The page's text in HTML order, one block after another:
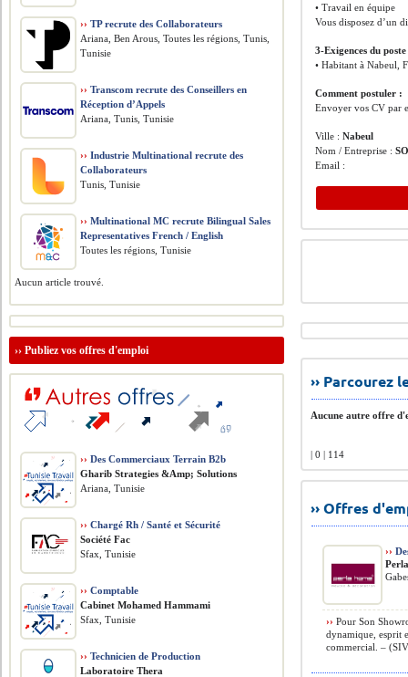
• Travail en équipe
Vous disposez d’un
3-Exigences du
• Habitant à Nabeul,
Comment postuler :
Envoyer vos CV par
Ville :Nabeul
Nom / Entreprise :
Email :
››
Aucune autre offre
| 0 | 114
›› Offres
››
›› Pour Son
dynamique, esprit
commercial. –
›› TP recrute des Collaborateurs
Ariana, Ben Arous, Toutes les régions, Tunis,
Tunisie
›› Transcom recrute des Conseillers en
Réception d’Appels
Ariana, Tunis, Tunisie
›› Industrie Multinational recrute des
Collaborateurs
Tunis, Tunisie
›› Multinational MC recrute Bilingual Sales
Representatives French / English
Toutes les régions, Tunisie
Aucun article trouvé.
››Publiez vos offres d'emploi
›› Des Commerciaux Terrain B2b
Gharib Strategies &Amp; Solutions
Ariana, Tunisie
›› Chargé Rh / Santé et Sécurité
Société Fac
Sfax, Tunisie
›› Comptable
Cabinet Mohamed Hammami
Sfax, Tunisie
›› Technicien de Production
Laboratoire Thera